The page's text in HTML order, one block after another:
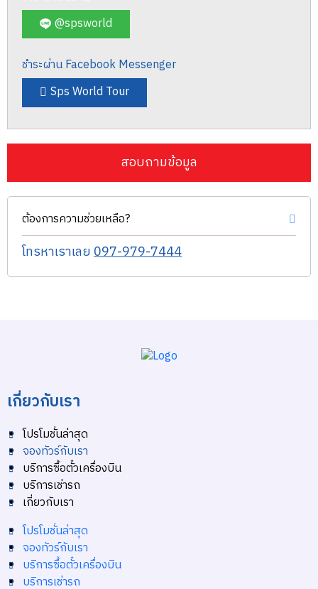
@spsworld
ชำระผ่าน Facebook Messenger
Sps World Tour
สอบถามข้อมูล
ต้องการความช่วยเหลือ?
โทรหาเราเลย097-979-7444
เกี่ยวกับเรา
โปรโมชั่นล่าสุด
จองทัวร์กับเรา
บริการซื้อตั๋วเครื่องบิน
บริการเช่ารถ
เกี่ยวกับเรา
โปรโมชั่นล่าสุด
จองทัวร์กับเรา
บริการซื้อตั๋วเครื่องบิน
บริการเช่ารถ